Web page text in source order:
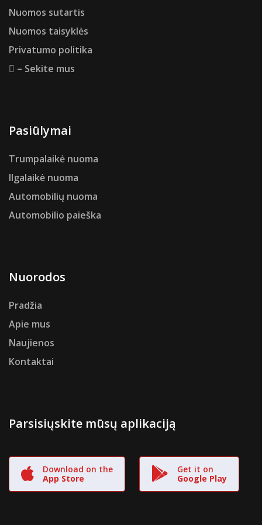
Nuomos sutartis
Nuomos taisyklės
Privatumo politika
– Sekite mus
Pasiūlymai
Trumpalaikė nuoma
Ilgalaikė nuoma
Automobilių nuoma
Automobilio paieška
Nuorodos
Pradžia
Apie mus
Naujienos
Kontaktai
Parsisiųskite mūsų aplikaciją
Download on the
App Store
Get it on
Google Play